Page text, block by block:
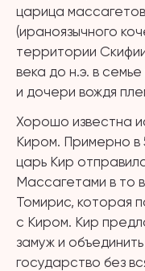
царица массагетов
(ираноязычного
территории
века до н.э. в
и дочери вождя
Хорошо известна
Киром. Примерно в
царь Кир
Массагетами в то
Томирис, которая
с Киром. Кир
замуж и
государство без